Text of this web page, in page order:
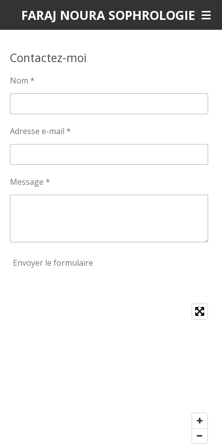
Passer
principal
FARAJ NOURA SOPHROLOGIE
Contactez-moi
Nom *
Adresse e-mail *
Message *
Envoyer le formulaire